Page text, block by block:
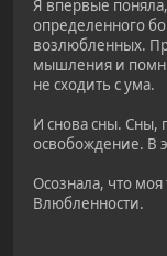
Я впервые
определенного
возлюбленных.
мышления и
не сходить с ума.
И снова сны. Сны,
освобождение. В
Осознала, что моя
Влюбленности.